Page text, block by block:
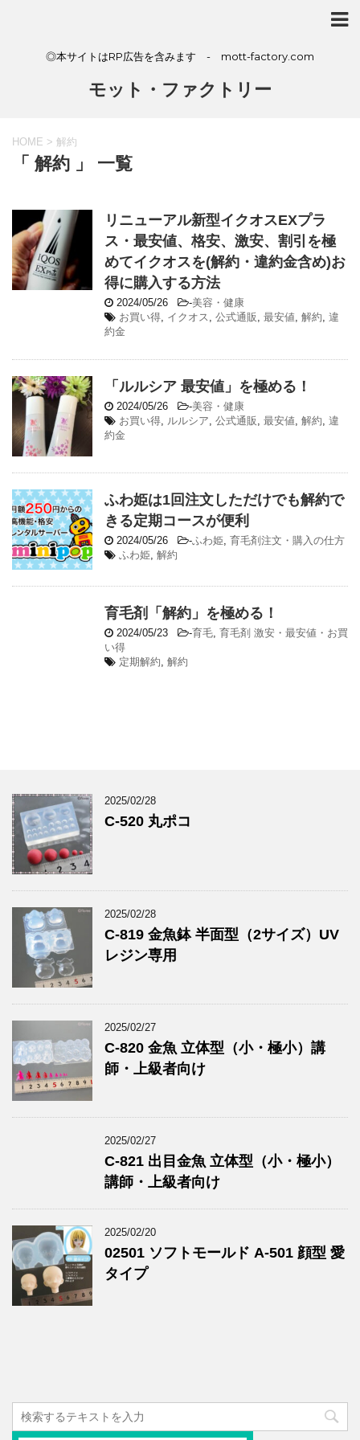
◎本サイトはRP広告を含みます - mott-factory.com
モット・ファクトリー
HOME > 解約
「 解約 」 一覧
リニューアル新型イクオスEXプラ
ス・最安値、格安、激安、割引を極
めてイクオスを(解約・違約金含め)お
得に購入する方法
2024/05/26 -美容・健康
お買い得, イクオス , 公式通販 , 最安値, 解約, 違
約金
「ルルシア 最安値」を極める！
2024/05/26 -美容・健康
お買い得, ルルシア, 公式通販 , 最安値, 解約, 違
約金
ふわ姫は1回注文しただけでも解約で
きる定期コースが便利
2024/05/26 -ふわ姫, 育毛剤注文・購入の仕方
ふわ姫, 解約
育毛剤「解約」を極める！
2024/05/23 -育毛, 育毛剤 激安・最安値・お買
い得
定期解約, 解約
2025/02/28
C-520 丸ポコ
2025/02/28
C-819 金魚鉢 半面型（2サイズ）UV
レジン専用
2025/02/27
C-820 金魚 立体型（小・極小）講
師・上級者向け
2025/02/27
C-821 出目金魚 立体型（小・極小）
講師・上級者向け
2025/02/20
02501 ソフトモールド A-501 顔型 愛
タイプ